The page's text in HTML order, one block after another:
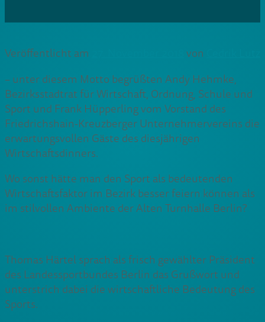
Veröffentlicht am von
– unter diesem Motto begrüßten Andy Hehmke,
Bezirksstadtrat für Wirtschaft, Ordnung, Schule und
Sport und Frank Hüpperling vom Vorstand des
Friedrichshain-Kreuzberger Unternehmervereins die
erwartungsvollen Gäste des diesjährigen
Wirtschaftsdinners.
Wo sonst hätte man den Sport als bedeutenden
Wirtschaftsfaktor im Bezirk besser feiern können als
im stilvollen Ambiente der Alten Turnhalle Berlin?
Thomas Härtel sprach als frisch gewählter Präsident
des Landessportbundes Berlin das Grußwort und
unterstrich dabei die wirtschaftliche Bedeutung des
Sports.